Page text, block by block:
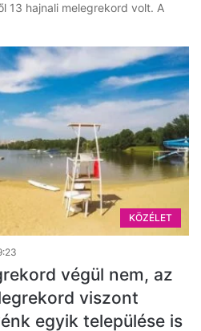
13 hajnali melegrekord volt. A
KÖZÉLET
végül nem, az
viszont
egyik települése is